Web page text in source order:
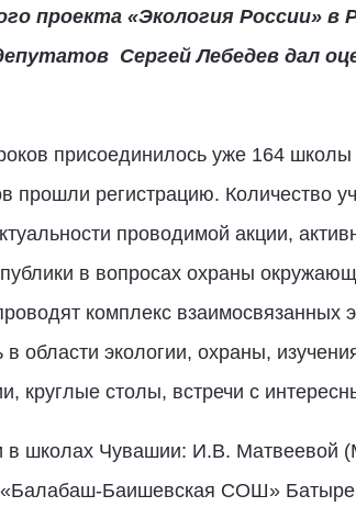
проекта «Экология России» в
Сергей Лебедев дал
присоединилось уже 164
прошли регистрацию. Количество
проводимой акции,
в вопросах охраны
комплекс взаимосвязанных
области экологии, охраны,
круглые столы, встречи с
в школах Чувашии: И.В.
Баишевская СОШ»